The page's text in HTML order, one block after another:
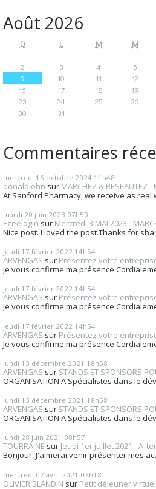
Août 2026
D L M M
2
3 4 5
9
10 11 12
16
17 18 19
23
24 25 26
30
31
Commentaires
mercredi 16 octobre 2024 11h48
donaldjohn sur MARCHEZ & RESEAUTEZ
At Sanford Pharmacy, we receive as real
mardi 20 juin 2023 07h50
Ezeelogin sur Mercredi 3 MAI 2023 -
Nice post. I loved the post.Thanks for
jeudi 17 février 2022 14h54
ARVENGAS sur Présentez votre
Je vous confirme ma présence
jeudi 17 février 2022 14h54
ARVENGAS sur Présentez votre
Je vous confirme ma présence
jeudi 17 février 2022 14h54
ARVENGAS sur Présentez votre
Je vous confirme ma présence
lundi 13 décembre 2021 18h58
ARVENGAS sur STANDS ET SPONSORS
ORGANISATION A Spécialistes dans le
lundi 13 décembre 2021 18h58
ARVENGAS sur STANDS ET SPONSORS
ORGANISATION A Spécialistes dans le
lundi 28 juin 2021 08h57
TOURRAINE sur Jeudi 1er juillet 2021 -
Bonjour, J'aimerai venir présenter mes
mercredi 07 avril 2021 07h18
OLIVIER BLANDIN sur Petit déjeuner